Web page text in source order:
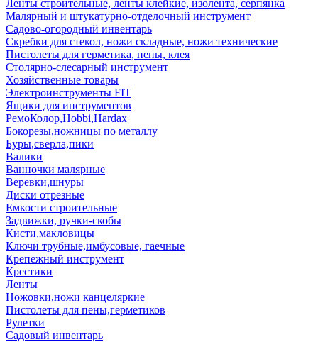
Ленты строительные, ленты клейкие, изолента, серпянка
Малярный и штукатурно-отделочный инструмент
Садово-огородный инвентарь
Скребки для стекол, ножи складные, ножи технические
Пистолеты для герметика, пены, клея
Столярно-слесарный инструмент
Хозяйственные товары
Электроинструменты FIT
Ящики для инструментов
РемоКолор,Hobbi,Hardax
Бокорезы,ножницы по металлу
Буры,сверла,пики
Валики
Ванночки малярные
Веревки,шнуры
Диски отрезные
Емкости строительные
Задвижки, ручки-скобы
Кисти,макловицы
Ключи трубные,имбусовые, гаечные
Крепежный инструмент
Крестики
Ленты
Ножовки,ножи канцеляркие
Пистолеты для пены,герметиков
Рулетки
Садовый инвентарь